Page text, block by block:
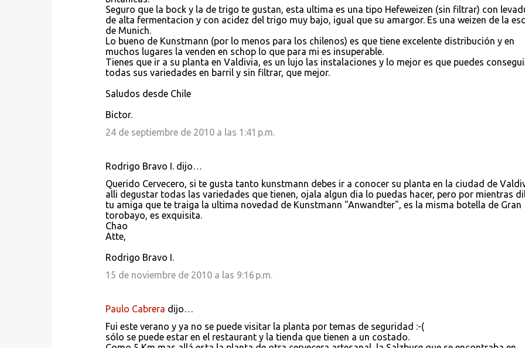
Seguro que la bock y la de trigo te gustan, esta ultima es una tipo Hefeweizen (sin filtrar) con
de alta fermentacion y con acidez del trigo muy bajo, igual que su amargor. Es una weizen de la
de Munich.
Lo bueno de Kunstmann (por lo menos para los chilenos) es que tiene excelente distribución y en
muchos lugares la venden en schop lo que para mi es insuperable.
Tienes que ir a su planta en Valdivia, es un lujo las instalaciones y lo mejor es que puedes
todas sus variedades en barril y sin filtrar, que mejor.
Saludos desde Chile
Bictor.
24 de septiembre de 2010 a las 1:41 p.m.
Rodrigo Bravo I. dijo…
Querido Cervecero, si te gusta tanto kunstmann debes ir a conocer su planta en la ciudad de
alli degustar todas las variedades que tienen, ojala algun dia lo puedas hacer, pero por mientras
tu amiga que te traiga la ultima novedad de Kunstmann "Anwandter", es la misma botella de Gran
torobayo, es exquisita.
Chao
Atte,
Rodrigo Bravo I.
15 de noviembre de 2010 a las 9:16 p.m.
Paulo Cabrera dijo…
Fui este verano y ya no se puede visitar la planta por temas de seguridad :-(
sólo se puede estar en el restaurant y la tienda que tienen a un costado.